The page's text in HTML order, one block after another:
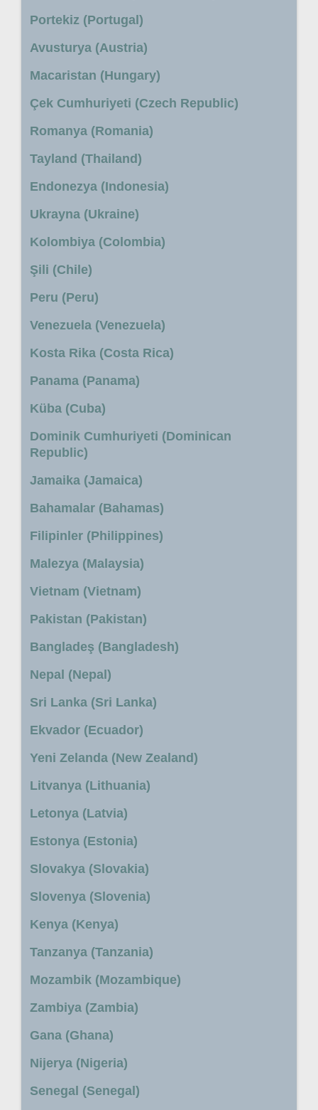
Portekiz (Portugal)
Avusturya (Austria)
Macaristan (Hungary)
Çek Cumhuriyeti (Czech Republic)
Romanya (Romania)
Tayland (Thailand)
Endonezya (Indonesia)
Ukrayna (Ukraine)
Kolombiya (Colombia)
Şili (Chile)
Peru (Peru)
Venezuela (Venezuela)
Kosta Rika (Costa Rica)
Panama (Panama)
Küba (Cuba)
Dominik Cumhuriyeti (Dominican
Republic)
Jamaika (Jamaica)
Bahamalar (Bahamas)
Filipinler (Philippines)
Malezya (Malaysia)
Vietnam (Vietnam)
Pakistan (Pakistan)
Bangladeş (Bangladesh)
Nepal (Nepal)
Sri Lanka (Sri Lanka)
Ekvador (Ecuador)
Yeni Zelanda (New Zealand)
Litvanya (Lithuania)
Letonya (Latvia)
Estonya (Estonia)
Slovakya (Slovakia)
Slovenya (Slovenia)
Kenya (Kenya)
Tanzanya (Tanzania)
Mozambik (Mozambique)
Zambiya (Zambia)
Gana (Ghana)
Nijerya (Nigeria)
Senegal (Senegal)